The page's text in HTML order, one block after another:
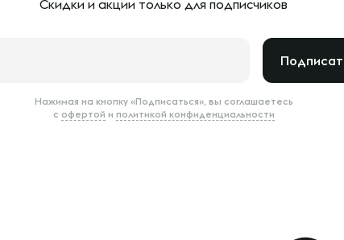
Скидки и акции только для подписчиков
Нажимая на кнопку «Подписаться», вы соглашаетесь
с офертой и политикой конфиденциальности